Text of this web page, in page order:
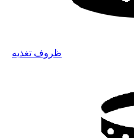
ظروف تغذیه